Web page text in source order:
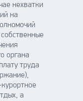
нехватки
на
органа
труда
а